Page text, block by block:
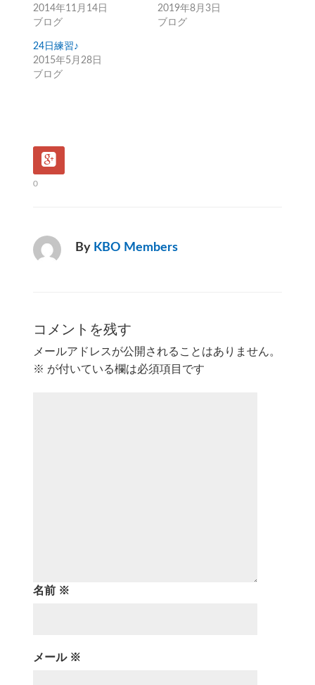
2014年11月14日
ブログ
2019年8月3日
ブログ
24日練習♪
2015年5月28日
ブログ
0
By KBO Members
コメントを残す
メールアドレスが公開されることはありません。
※ が付いている欄は必須項目です
名前 ※
メール ※